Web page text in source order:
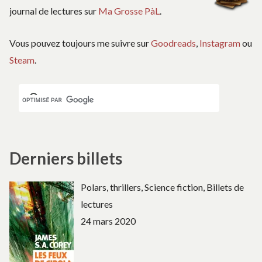
journal de lectures sur Ma Grosse PàL
Vous pouvez toujours me suivre surGoodreads, Instagramou
Steam.
Derniers billets
Polars, thrillers, Science fiction, Billets de
lectures
24 mars 2020